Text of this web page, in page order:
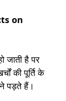
on
जाती है पर
की पूर्ति के
पड़ते हैं।